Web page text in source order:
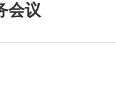
会议